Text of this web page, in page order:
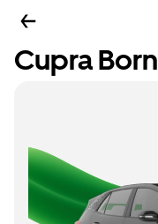
Cupra Born